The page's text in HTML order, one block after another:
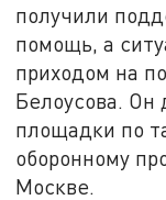
получили
помощь, а
приходом на
Белоусова. Он
площадки по
оборонному
Москве.